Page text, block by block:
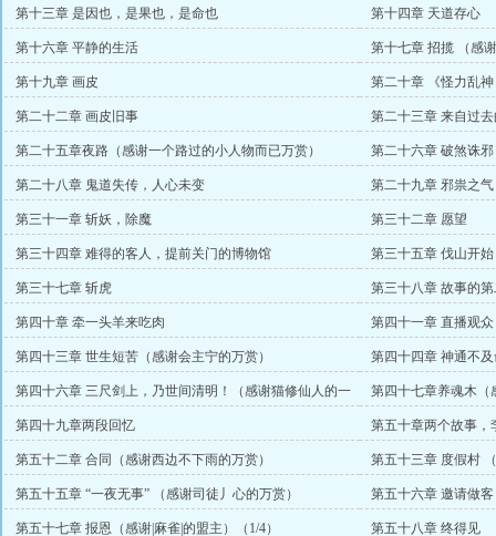
第十三章 是因也，是果也，是命也 第十四章 天道存心
第十六章 平静的生活 第十七章 招揽 （感
第十九章 画皮 第二十章 《怪力乱
第二十二章 画皮旧事
第二十三章 来自过
赏）
第二十五章夜路（感谢一个路过的小人物而已万赏）
第二十六章 破煞诛
赏）
第二十八章 鬼道失传，人心未变 第二十九章 邪祟之气
第三十一章 斩妖，除魔 第三十二章 愿望
第三十四章 难得的客人，提前关门的博物馆 第三十五章 伐山开始
第三十七章 斩虎 第三十八章 故事的
第四十章 牵一头羊来吃肉 第四十一章 直播观
第四十三章 世生短苦（感谢会主宁的万赏） 第四十四章 神通不
第四十六章 三尺剑上，乃世间清明！（感谢猫修仙人的一
万五千起点币）
第四十七章养魂木（
第四十九章两段回忆 第五十章两个故事，
第五十二章 合同（感谢西边不下雨的万赏） 第五十三章 度假村
第五十五章 “一夜无事” （感谢司徒丿心的万赏） 第五十六章 邀请做客
第五十七章 报恩（感谢|麻雀|的盟主）（1/4） 第五十八章 终得见